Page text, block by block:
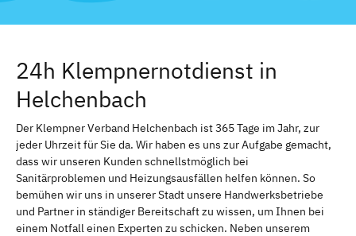
24h Klempnernotdienst in
Helchenbach
Der Klempner Verband Helchenbach ist 365 Tage im Jahr, zur
jeder Uhrzeit für Sie da. Wir haben es uns zur Aufgabe gemacht,
dass wir unseren Kunden schnellstmöglich bei
Sanitärproblemen und Heizungsausfällen helfen können. So
bemühen wir uns in unserer Stadt unsere Handwerksbetriebe
und Partner in ständiger Bereitschaft zu wissen, um Ihnen bei
einem Notfall einen Experten zu schicken. Neben unserem